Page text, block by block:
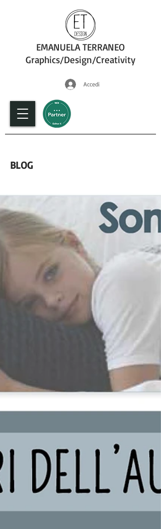
EMANUELA TERRANEO
Graphics/Design/Creativity
Accedi
BLOG